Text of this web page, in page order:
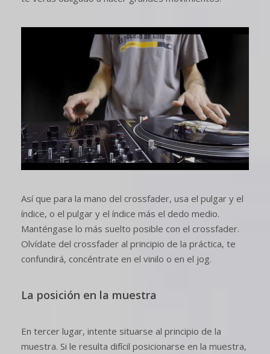
Así que para la mano del crossfader, usa el pulgar y el
índice, o el pulgar y el índice más el dedo medio.
Manténgase lo más suelto posible con el crossfader.
Olvídate del crossfader al principio de la práctica, te
confundirá, concéntrate en el vinilo o en el jog.
La posición en la muestra
En tercer lugar, intente situarse al principio de la
muestra. Si le resulta difícil posicionarse en la muestra,